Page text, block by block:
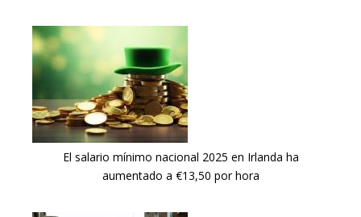
El salario mínimo nacional 2025 en Irlanda ha
aumentado a €13,50 por hora